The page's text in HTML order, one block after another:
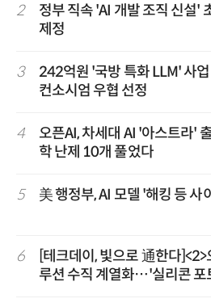
2
정부 직속 'AI 개발 조직 신설'
제정
3
242억원 '국방 특화 LLM' 사
컨소시엄 우협 선정
4
오픈AI, 차세대 AI '아스트라'
학 난제 10개 풀었다
5 美 행정부, AI 모델 '해킹 등 사
6
[테크데이, 빛으로 通한다
루션 수직 계열화…'실리콘 포